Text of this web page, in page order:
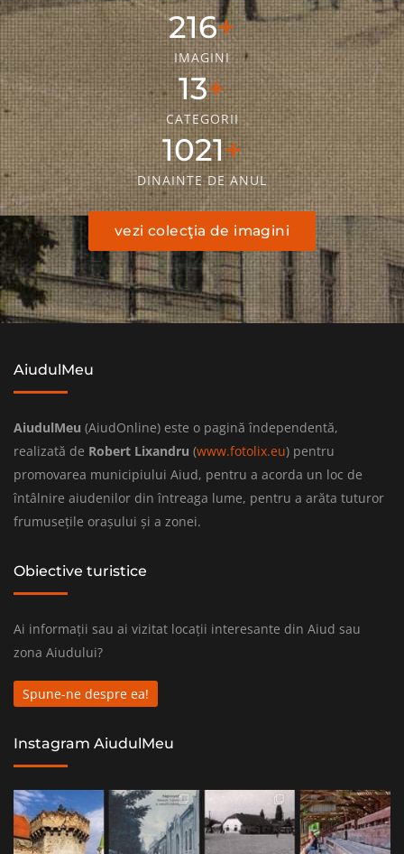
304
IMAGINI
18
CATEGORII
1436
DINAINTE DE ANUL
vezi colecţia de imagini
AiudulMeu
AiudulMeu (AiudOnline) este o pagină îndependentă,
realizată de Robert Lixandru (www.fotolix.eu) pentru
promovarea municipiului Aiud, pentru a acorda un loc de
întâlnire aiudenilor din întreaga lume, pentru a arăta tuturor
frumusețile orașului și a zonei.
Obiective turistice
Ai informații sau ai vizitat locații interesante din Aiud sau
zona Aiudului?
Spune-ne despre ea!
Instagram AiudulMeu